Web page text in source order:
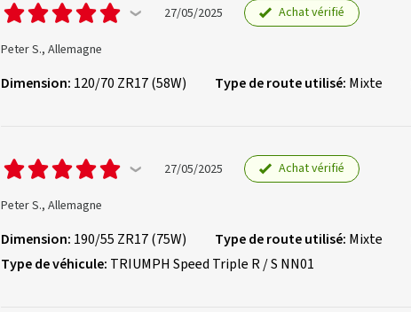
27/05/2025 Achat vérifié
Peter S., Allemagne
Dimension: 120/70 ZR17 (58W) Type de route utilisé: Mixte
27/05/2025 Achat vérifié
Peter S., Allemagne
Dimension: 190/55 ZR17 (75W) Type de route utilisé: Mixte
Type de véhicule: TRIUMPH Speed Triple R / S NN01